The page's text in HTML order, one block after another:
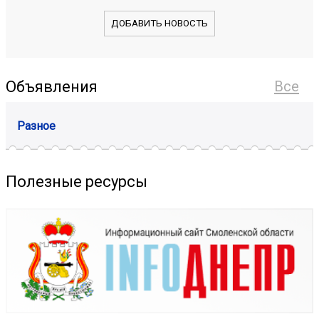
ДОБАВИТЬ НОВОСТЬ
Все
Объявления
Разное
Полезные ресурсы